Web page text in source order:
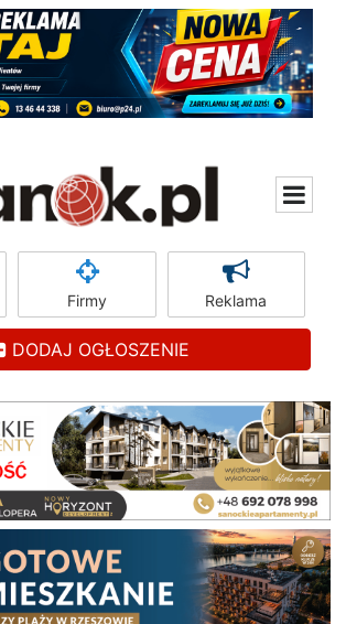
Firmy Reklama
DODAJ OGŁOSZENIE